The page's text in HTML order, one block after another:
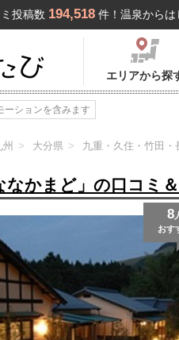
投稿数 194,518 件！温泉から
エリアから探
ーションを含みます
州 大分県 九重・久住・竹田・
なかまど」の口コミ
8
おす